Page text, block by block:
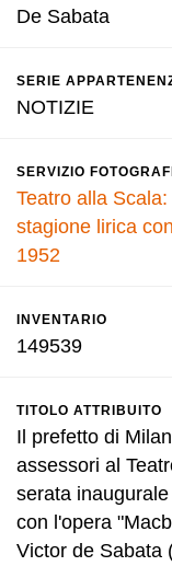
De Sabata
SERIE
NOTIZIE
SERVIZIO
Teatro alla
stagione lirica
1952
INVENTARIO
149539
TITOLO ATTRIBUITO
Il prefetto di
assessori al
serata
con l'opera
Victor de Sabata